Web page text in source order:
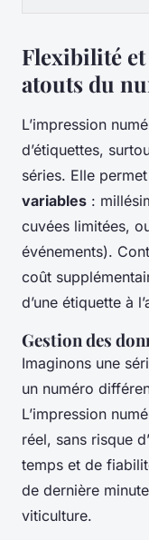
Flexibilité
atouts du
L’impression
d’étiquettes,
séries. Elle
variables :
cuvées limitées,
événements).
coût
d’une étiquette à
Gestion des
Imaginons une
un numéro
L’impression
réel, sans risque
temps et de
de dernière
viticulture.